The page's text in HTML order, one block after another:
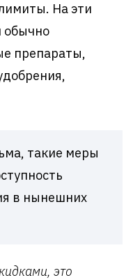
На эти
обычно
препараты,
такие меры
в нынешних
это